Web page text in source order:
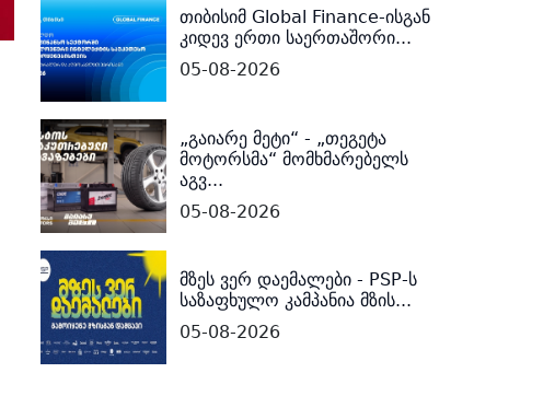
თიბისიმ Global Finance-ისგან
კიდევ ერთი საერთაშორი...
05-08-2026
„გაიარე მეტი“ - „თეგეტა
მოტორსმა“ მომხმარებელს
აგვ...
05-08-2026
მზეს ვერ დაემალები - PSP-ს
საზაფხულო კამპანია მზის...
05-08-2026